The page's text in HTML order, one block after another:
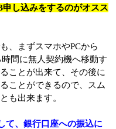
し込みをするのがオスス
、まずスマホやPCから
間に無人契約機へ移動す
ことが出来て、その後に
ことができるので、スム
も出来ます。
て、銀行口座への振込に